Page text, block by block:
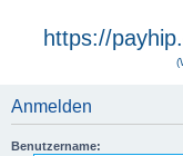
https://
Anmelden
Benutzername: